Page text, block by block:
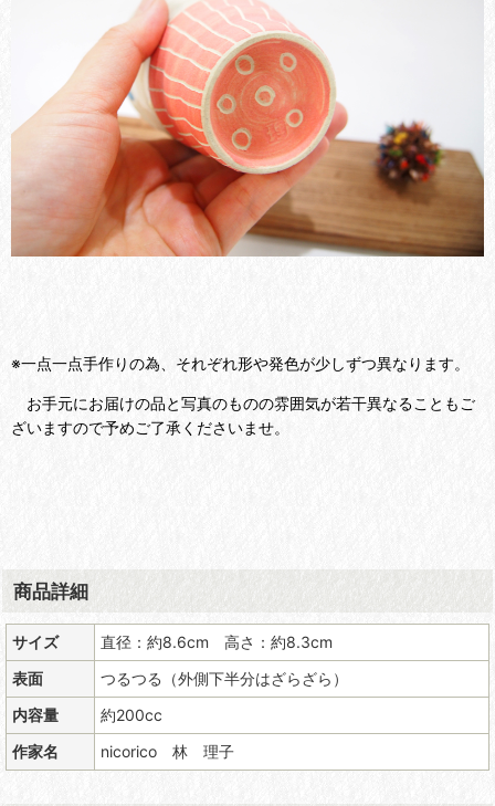
※一点一点手作りの為、それぞれ形や発色が少しずつ異なります。
お手元にお届けの品と写真のものの雰囲気が若干異なることもご
ざいますので予めご了承くださいませ。
商品詳細
サイズ
直径：約8.6cm 高さ：約8.3cm
表面
つるつる（外側下半分はざらざら）
内容量
約200cc
作家名
nicorico 林 理子